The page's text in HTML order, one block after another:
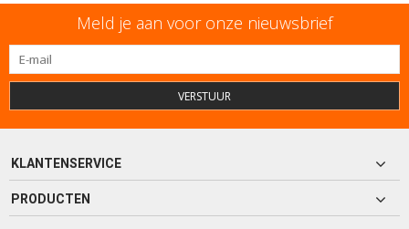
Meld je aan voor onze nieuwsbrief
VERSTUUR
KLANTENSERVICE
PRODUCTEN